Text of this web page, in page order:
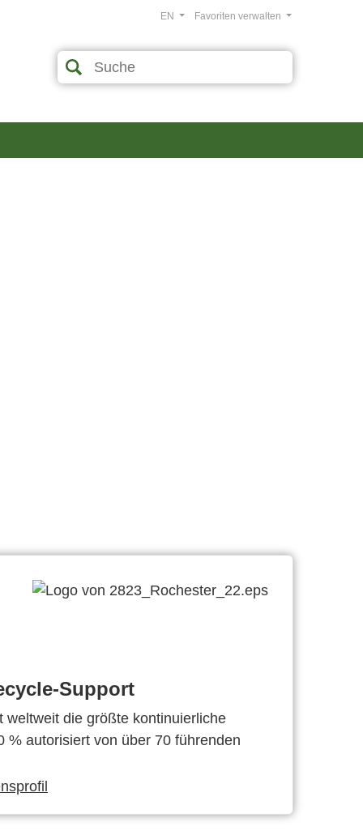
Favoriten verwalten
EN
Support
weltweit die größte kontinuierliche
% autorisiert von über 70 führenden